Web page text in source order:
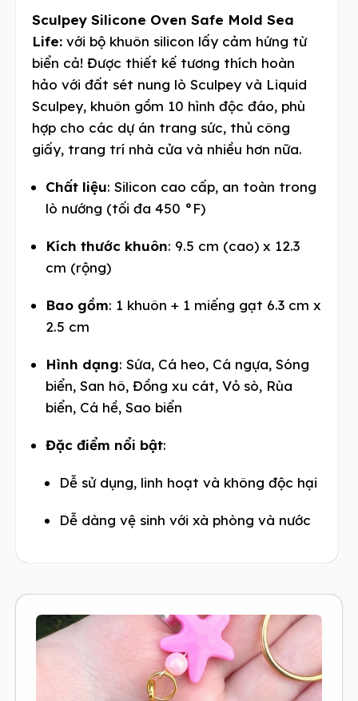
Sculpey Silicone Oven Safe Mold Sea
Life: với bộ khuôn silicon lấy cảm hứng từ
biển cả! Được thiết kế tương thích hoàn
hảo với đất sét nung lò Sculpey và Liquid
Sculpey, khuôn gồm 10 hình độc đáo, phù
hợp cho các dự án trang sức, thủ công
giấy, trang trí nhà cửa và nhiều hơn nữa.
Chất liệu: Silicon cao cấp, an toàn trong
lò nướng (tối đa 450 °F)
Kích thước khuôn: 9.5 cm (cao) x 12.3
cm (rộng)
Bao gồm: 1 khuôn + 1 miếng gạt 6.3 cm x
2.5 cm
Hình dạng: Sứa, Cá heo, Cá ngựa, Sóng
biển, San hô, Đồng xu cát, Vỏ sò, Rùa
biển, Cá hề, Sao biển
Đặc điểm nổi bật:
Dễ sử dụng, linh hoạt và không độc hại
Dễ dàng vệ sinh với xà phòng và nước